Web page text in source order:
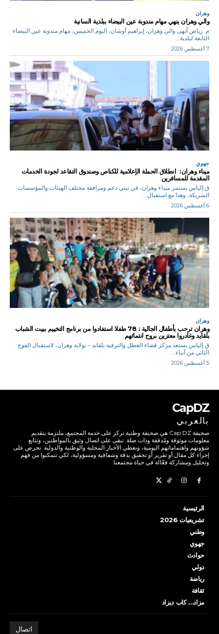
وهران
والي وهران ينهي مهام مندوبة عين البيضاء ببلدية السانية
م. رياض أنهى والي وهران، إبراهيم أوشان، اليوم الخميس، مهام مندوبة عين البيضاء
التابعة لبلدية...
7 أغسطس 2026
جهوي
ميناء وهران: انطلاق الحملة الإعلامية للكناص وصندوق التقاعد لجودة الخدمات
المقدمة للمسافرين
ق.إلياس يستمر ميناء وهران، في تبني دعم ومرافقة مختلف الهيئات والمؤسسات
الشريكة، وهذا مع استقبال...
6 أغسطس 2026
وهران
وهران ترحب بأطفال الجالية : 78 طفلا استفادوا من برنامج التخييم ببيت الشباب
بلقايد وغادروا معتزين بروح انتمائهم
ق.إلياس يستعد مركز قضاء العطل والترفيه بلقايد – بولاية وهران، لاستقبال الفوج
الثاني من أبناء...
5 أغسطس 2026
CapDZ
بالعربي
صحيفة Cap DZ هي صحيفة وطنية تركز على خدمة المجتمع، ملتزمة بتقديم
معلومات موثوقة ومُدققة وذات صلة. نبقى على اتصال وثيق بالمواطنين، ونتابع
شؤونهم واهتماماتهم اليومية، ونغطي الأخبار المحلية والوطنية والدولية. نحرص على
إجراء كل مقال أو تقرير أو تحقيق بدقة وشفافية ومسؤولية، لكي تتمكنوا من فهم
وتحليل ومشاركة فعّالة في حياة مجتمعنا.
الرئيسية
تشريعيات 2026
وطني
جهوي
حوادث
دولي
رياضة
ثقافة
مزاد… كاب ديزاد
اتصال